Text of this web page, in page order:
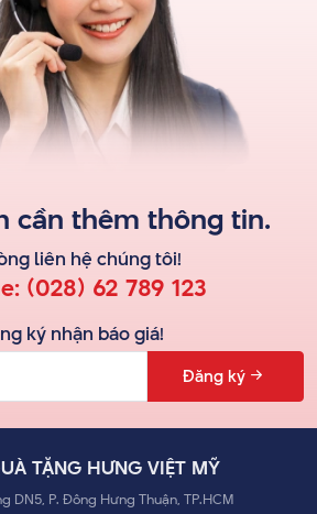
cần thêm thông tin.
liên hệ chúng tôi!
(028) 62 789 123
ký nhận báo giá!
Đăng ký
TẶNG HƯNG VIỆT MỸ
DN5, P. Đông Hưng Thuận, TP.HCM